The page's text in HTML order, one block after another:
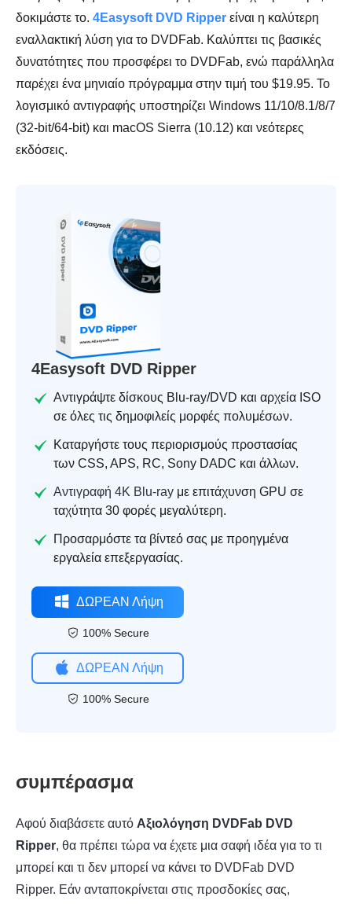
δοκιμάστε το. 4Easysoft DVD Ripper είναι η καλύτερη
εναλλακτική λύση για το DVDFab. Καλύπτει τις βασικές
δυνατότητες που προσφέρει το DVDFab, ενώ παράλληλα
παρέχει ένα μηνιαίο πρόγραμμα στην τιμή του $19.95. Το
λογισμικό αντιγραφής υποστηρίζει Windows 11/10/8.1/8/7
(32-bit/64-bit) και macOS Sierra (10.12) και νεότερες
εκδόσεις.
4Easysoft DVD Ripper
Αντιγράψτε δίσκους Blu-ray/DVD και αρχεία ISO
σε όλες τις δημοφιλείς μορφές πολυμέσων.
Καταργήστε τους περιορισμούς προστασίας
των CSS, APS, RC, Sony DADC και άλλων.
Αντιγραφή 4K Blu-ray με επιτάχυνση GPU σε
ταχύτητα 30 φορές μεγαλύτερη.
Προσαρμόστε τα βίντεό σας με προηγμένα
εργαλεία επεξεργασίας.
ΔΩΡΕΑΝ Λήψη
100% Secure
ΔΩΡΕΑΝ Λήψη
100% Secure
συμπέρασμα
Αφού διαβάσετε αυτό Αξιολόγηση DVDFab DVD
Ripper, θα πρέπει τώρα να έχετε μια σαφή ιδέα για το τι
μπορεί και τι δεν μπορεί να κάνει το DVDFab DVD
Ripper. Εάν ανταποκρίνεται στις προσδοκίες σας,